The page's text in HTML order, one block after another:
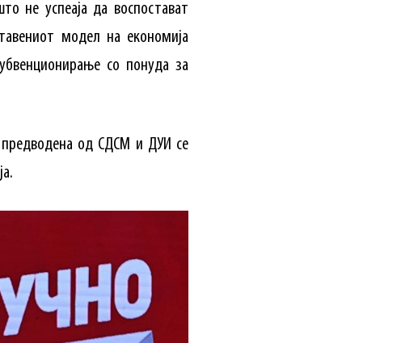
не успеаја да воспостават
модел на економија
со понуда за
од СДСМ и ДУИ се